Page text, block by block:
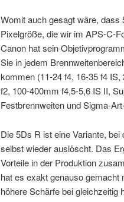
Womit auch gesagt wäre, dass
Pixelgröße, die wir im APS-C-
Canon hat sein
Sie in jedem
kommen (11-24 f4, 16-35 f4
f2, 100-400mm f4,5-5,6 IS II,
Festbrennweiten und Sigma-
Die 5Ds R ist eine Variante,
selbst wieder auslöscht. Das
Vorteile in der Produktion
hat es exakt genauso gemacht
höhere Schärfe bei gleichzeitig